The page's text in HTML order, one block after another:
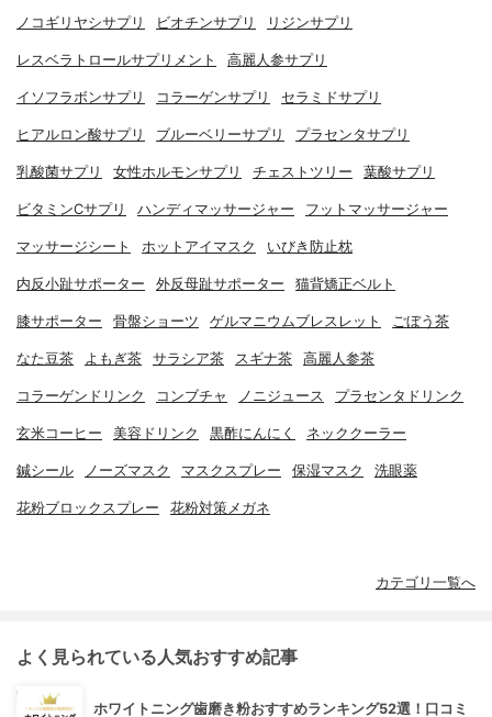
ノコギリヤシサプリ ビオチンサプリ リジンサプリ
レスベラトロールサプリメント 高麗人参サプリ
イソフラボンサプリ コラーゲンサプリ セラミドサプリ
ヒアルロン酸サプリ ブルーベリーサプリ プラセンタサプリ
乳酸菌サプリ 女性ホルモンサプリ チェストツリー 葉酸サプリ
ビタミンCサプリ ハンディマッサージャー フットマッサージャー
マッサージシート ホットアイマスク いびき防止枕
内反小趾サポーター 外反母趾サポーター 猫背矯正ベルト
膝サポーター 骨盤ショーツ ゲルマニウムブレスレット ごぼう茶
なた豆茶 よもぎ茶 サラシア茶 スギナ茶 高麗人参茶
コラーゲンドリンク コンブチャ ノニジュース プラセンタドリンク
玄米コーヒー 美容ドリンク 黒酢にんにく ネッククーラー
鍼シール ノーズマスク マスクスプレー 保湿マスク 洗眼薬
花粉ブロックスプレー 花粉対策メガネ
カテゴリ一覧へ
よく見られている人気おすすめ記事
ホワイトニング歯磨き粉おすすめランキング52選！口コミ